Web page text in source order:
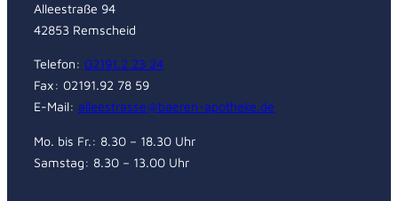
Alleestraße 94
42853 Remscheid
Telefon: 02191.2 23 24
Fax: 02191.92 78 59
E-Mail: alleestrasse@baeren-apotheke.de
Mo. bis Fr.: 8.30 – 18.30 Uhr
Samstag: 8.30 – 13.00 Uhr